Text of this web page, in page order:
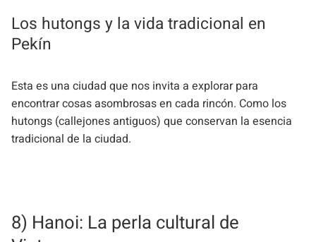
Los hutongs y la vida tradicional en
Pekín
Esta es una ciudad que nos invita a explorar para
encontrar cosas asombrosas en cada rincón. Como los
hutongs (callejones antiguos) que conservan la esencia
tradicional de la ciudad.
8) Hanoi: La perla cultural de